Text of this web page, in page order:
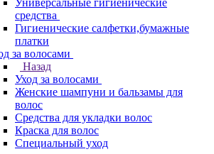
Универсальные гигиенические
средства
Гигиенические салфетки,бумажные
платки
за волосами
Назад
Уход за волосами
Женские шампуни и бальзамы для
волос
Средства для укладки волос
Краска для волос
Специальный уход